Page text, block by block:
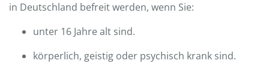
in Deutschland befreit werden, wenn Sie:
unter 16 Jahre alt sind.
körperlich, geistig oder psychisch krank sind.